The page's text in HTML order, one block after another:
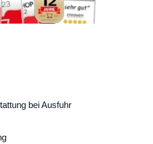
bei Ausfuhr